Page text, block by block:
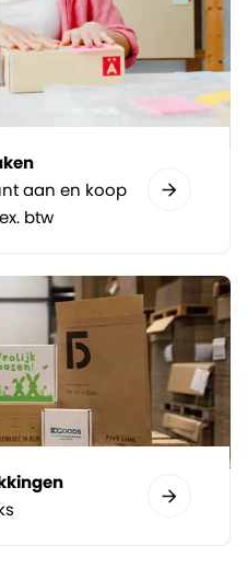
aan en koop
btw